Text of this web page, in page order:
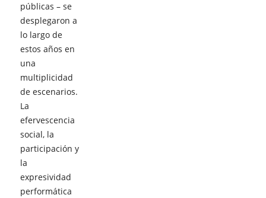
públicas – se
desplegaron a
lo largo de
estos años en
una
multiplicidad
de escenarios.
La
efervescencia
social, la
participación y
la
expresividad
performática